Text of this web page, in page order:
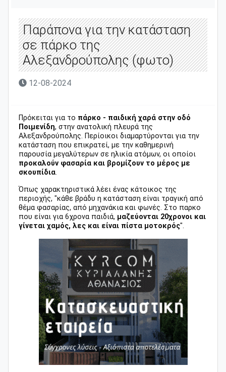
Παράπονα για την κατάσταση
σε πάρκο της
Αλεξανδρούπολης (φωτο)
12-08-2024
Πρόκειται για το πάρκο - παιδική χαρά στην οδό
Ποιμενίδη, στην ανατολική πλευρά της
Αλεξανδρούπολης. Περίοικοι διαμαρτύρονται για την
κατάσταση που επικρατεί, με την καθημερινή
παρουσία μεγαλύτερων σε ηλικία ατόμων, οι οποίοι
προκαλούν φασαρία και βρομίζουν το μέρος με
σκουπίδια.
Όπως χαρακτηριστικά λέει ένας κάτοικος της
περιοχής, "κάθε βράδυ η κατάσταση είναι τραγική από
θέμα φασαρίας, από μηχανάκια και φωνές. Στο παρκο
που είναι για 6χρονα παιδιά, μαζεύονται 20χρονοι και
γίνεται χαμός, λες και είναι πίστα μοτοκρός".